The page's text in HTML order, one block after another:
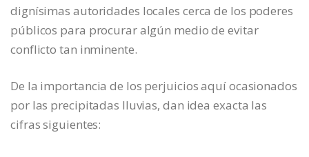
dignísimas autoridades locales cerca de los poderes
públicos para procurar algún medio de evitar
conflicto tan inminente.
De la importancia de los perjuicios aquí ocasionados
por las precipitadas lluvias, dan idea exacta las
cifras siguientes: